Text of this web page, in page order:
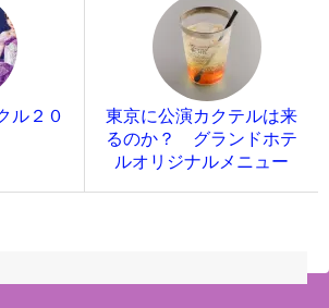
ル２０
東京に公演カクテルは来
るのか？ グランドホテ
ルオリジナルメニュー